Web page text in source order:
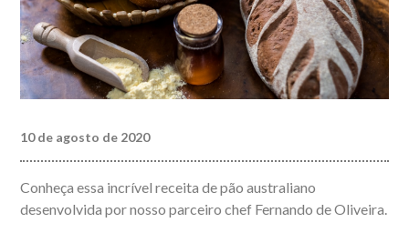
10 de agosto de 2020
Conheça essa incrível receita de pão australiano
desenvolvida por nosso parceiro chef Fernando de Oliveira.